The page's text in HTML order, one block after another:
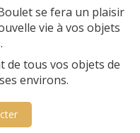
se fera un plaisir
vie à vos objets
de tous vos objets de
environs.